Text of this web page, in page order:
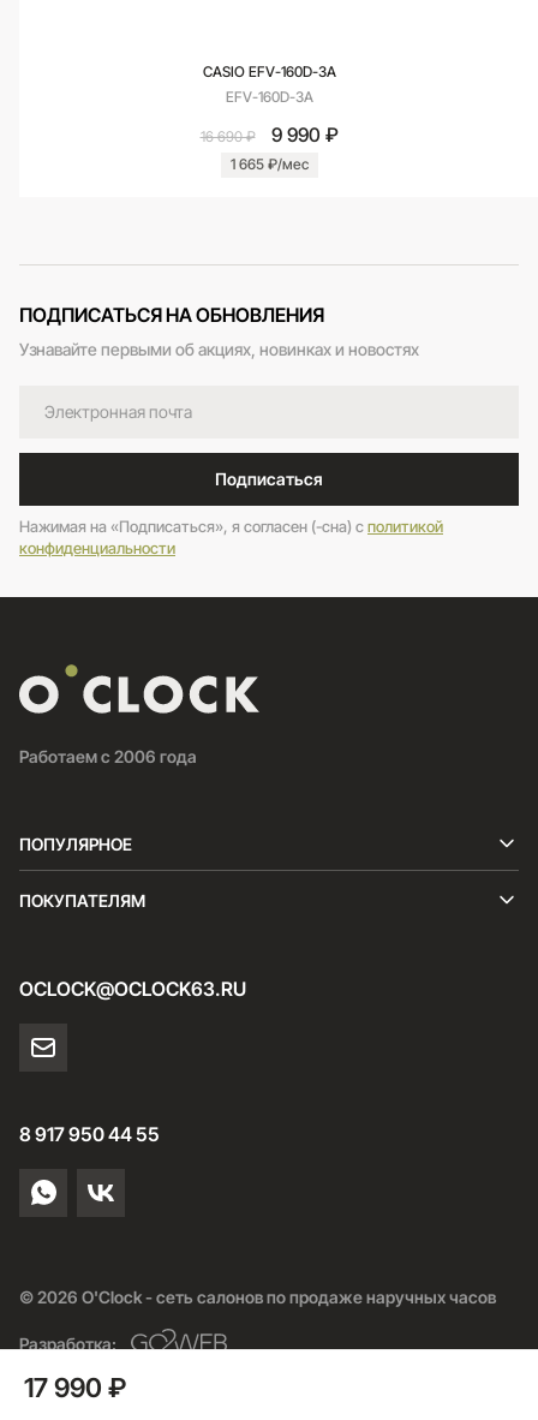
CASIO EFV-160D-3A
EFV-160D-3A
16 690 ₽ 9 990 ₽
1 665 ₽/мес
ПОДПИСАТЬСЯ НА ОБНОВЛЕНИЯ
Узнавайте первыми об акциях, новинках и новостях
Подписаться
Нажимая на «Подписаться», я согласен (-сна) cполитикой
конфиденциальности
Работаем с 2006 года
ПОПУЛЯРНОЕ
ПОКУПАТЕЛЯМ
OCLOCK@OCLOCK63.RU
8 917 950 44 55
© 2026 O'Clock - сеть салонов по продаже наручных часов
Разработка:
17 990 ₽